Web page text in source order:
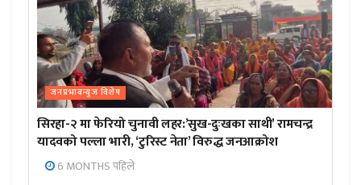
जनप्रभाबन्युज विशेष
सिरहा-२ मा फेरियो चुनावी लहर:’सुख-दुःखका साथी’ रामचन्द्र
यादवको पल्ला भारी, ‘टुरिस्ट नेता’ विरुद्ध जनआक्रोश
6 MONTHS पहिले